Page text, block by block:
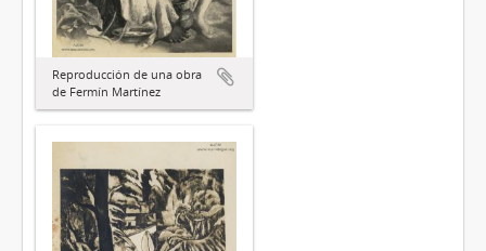
Reproducción de una obra
de Fermín Martínez